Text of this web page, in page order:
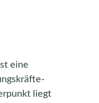
eine
liegt